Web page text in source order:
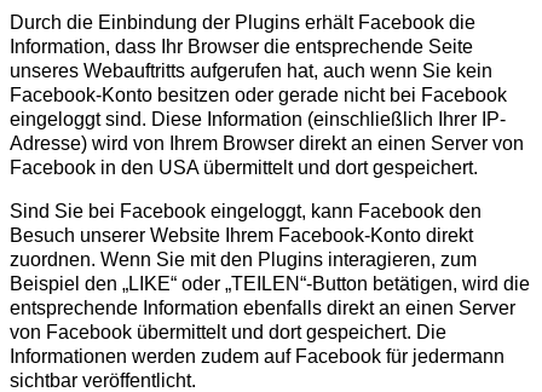
Durch die Einbindung der Plugins erhält Facebook die
Information, dass Ihr Browser die entsprechende Seite
unseres Webauftritts aufgerufen hat, auch wenn Sie kein
Facebook-Konto besitzen oder gerade nicht bei Facebook
eingeloggt sind. Diese Information (einschließlich Ihrer IP-
Adresse) wird von Ihrem Browser direkt an einen Server von
Facebook in den USA übermittelt und dort gespeichert.
Sind Sie bei Facebook eingeloggt, kann Facebook den
Besuch unserer Website Ihrem Facebook-Konto direkt
zuordnen. Wenn Sie mit den Plugins interagieren, zum
Beispiel den „LIKE“ oder „TEILEN“-Button betätigen, wird die
entsprechende Information ebenfalls direkt an einen Server
von Facebook übermittelt und dort gespeichert. Die
Informationen werden zudem auf Facebook für jedermann
sichtbar veröffentlicht.